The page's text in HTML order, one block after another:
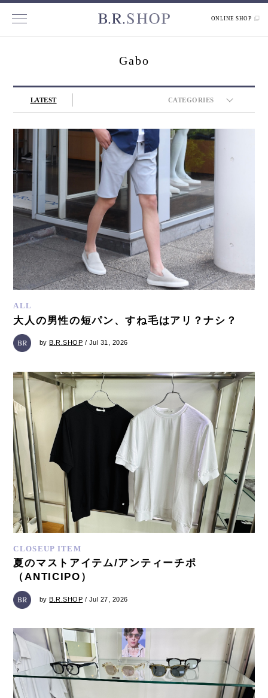
ONLINE SHOP
Gabo
LATEST CATEGORIES
ALL
大人の男性の短パン、すね毛はアリ？ナシ？
by B.R.SHOP / Jul 31, 2026
CLOSEUP ITEM
夏のマストアイテム/アンティーチポ
（ANTICIPO）
byB.R.SHOP / Jul 27, 2026